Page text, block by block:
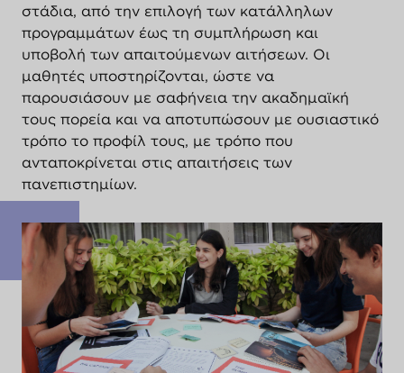
στάδια, από την επιλογή των κατάλληλων
προγραμμάτων έως τη συμπλήρωση και
υποβολή των απαιτούμενων αιτήσεων. Οι
μαθητές υποστηρίζονται, ώστε να
παρουσιάσουν με σαφήνεια την ακαδημαϊκή
τους πορεία και να αποτυπώσουν με ουσιαστικό
τρόπο το προφίλ τους, με τρόπο που
ανταποκρίνεται στις απαιτήσεις των
πανεπιστημίων.